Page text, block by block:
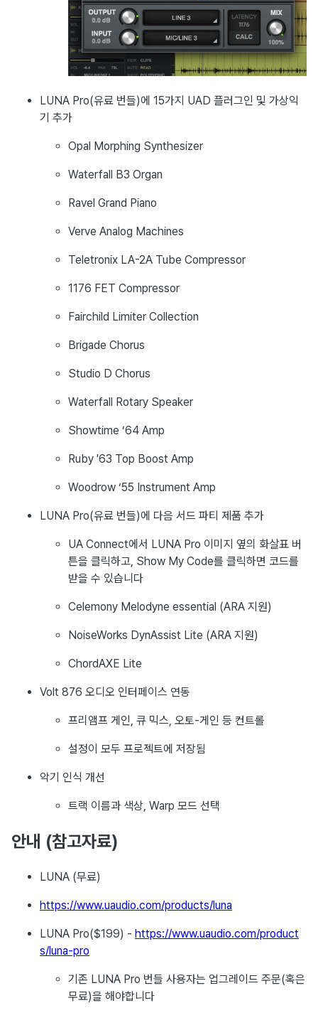
LUNA Pro(유료 번들)에 15가지 UAD 플러그인 및 가상익
기 추가
Opal Morphing Synthesizer
Waterfall B3 Organ
Ravel Grand Piano
Verve Analog Machines
Teletronix LA-2A Tube Compressor
1176 FET Compressor
Fairchild Limiter Collection
Brigade Chorus
Studio D Chorus
Waterfall Rotary Speaker
Showtime ’64 Amp
Ruby '63 Top Boost Amp
Woodrow ‘55 Instrument Amp
LUNA Pro(유료 번들)에 다음 서드 파티 제품 추가
UA Connect에서 LUNA Pro 이미지 옆의 화살표 버
튼을 클릭하고, Show My Code를 클릭하면 코드를
받을 수 있습니다
Celemony Melodyne essential (ARA 지원)
NoiseWorks DynAssist Lite (ARA 지원)
ChordAXE Lite
Volt 876 오디오 인터페이스 연동
프리앰프 게인, 큐 믹스, 오토-게인 등 컨트롤
설정이 모두 프로젝트에 저장됨
악기 인식 개선
트랙 이름과 색상, Warp 모드 선택
안내 (참고자료)
LUNA (무료)
https://www.uaudio.com/products/luna
LUNA Pro($199) - https://www.uaudio.com/product
s/luna-pro
기존 LUNA Pro 번들 사용자는 업그레이드 주문(혹은
무료)을 해야합니다